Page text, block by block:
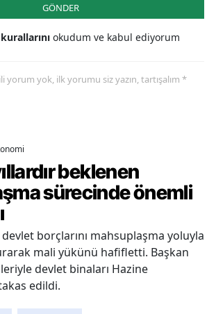
GÖNDER
okudum ve kabul ediyorum
yorum yok, ilk yorumu siz yazın, tartışalım *
beklenen
sürecinde önemli
borçlarını mahsuplaşma yoluyla
mali yükünü hafifletti. Başkan
devlet binaları Hazine
edildi.